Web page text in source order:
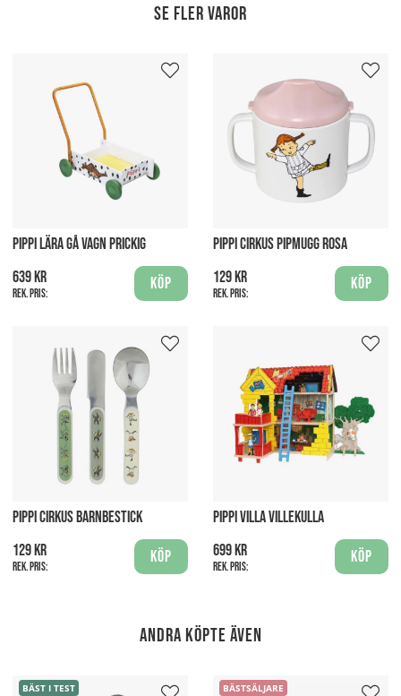
Se fler varor
PIPPI LÄRA GÅ VAGN PRICKIG
639 kr
Rek. pris:
Köp
PIPPI CIRKUS PIPMUGG ROSA
129 kr
Rek. pris:
Köp
PIPPI CIRKUS BARNBESTICK
129 kr
Rek. pris:
Köp
PIPPI VILLA VILLEKULLA
699 kr
Rek. pris:
Köp
Andra köpte även
BÄST I TEST BÄSTSÄLJARE